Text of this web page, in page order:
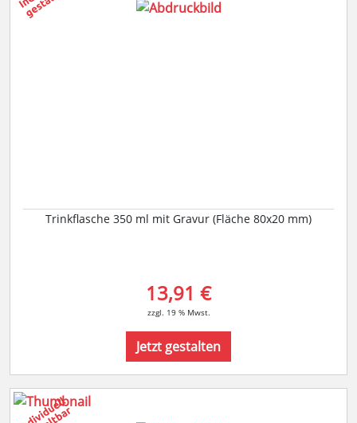
Trinkflasche 350 ml mit Gravur (Fläche 80x20 mm)
13,91 €
zzgl. 19 % Mwst.
Jetzt gestalten